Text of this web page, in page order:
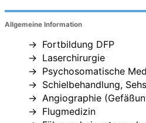
Allgemeine Information
Fortbildung DFP
Laserchirurgie
Psychosomatische
Schielbehandlung,
Angiographie
Flugmedizin